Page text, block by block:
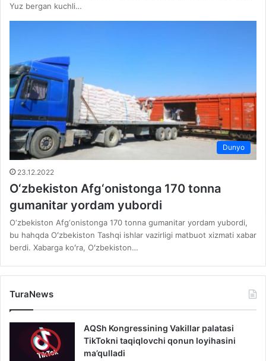
Yuz bergan kuchli…
Dunyo
23.12.2022
O‘zbekiston Afg‘onistonga 170 tonna
gumanitar yordam yubordi
O‘zbekiston Afg‘onistonga 170 tonna gumanitar yordam yubordi,
bu hahqda Oʻzbekiston Tashqi ishlar vazirligi matbuot xizmati xabar
berdi. Xabarga koʻra, Oʻzbekiston…
TuraNews
AQSh Kongressining Vakillar palatasi
TikTokni taqiqlovchi qonun loyihasini
ma’qulladi